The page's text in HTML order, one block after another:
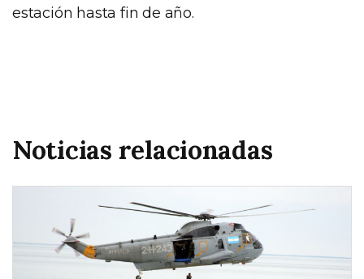
estación hasta fin de año.
Noticias relacionadas